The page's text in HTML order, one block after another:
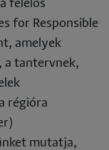
felelős
for Responsible
amelyek
a tantervnek,
régióra
mutatja,